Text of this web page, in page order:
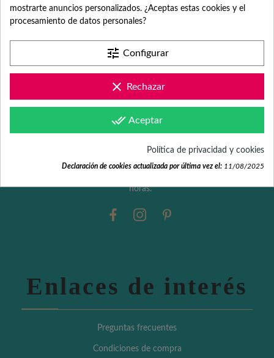
Desde hace más de 18 años, somos especialistas en detalles y
trabajo, bodas, aniversarios, empresas, comuniones o
cumpleaños.
Partida Benimarco 100 (nave)
03725 Teulada (Alicante)
Teléfono: +34 965 731 401
Email: hola@fabricadelasuerte.es
horas.
Enlaces de interés
Preguntas frecuentes
Condiciones de compra
mostrarte anuncios personalizados. ¿Aceptas estas cookies y el
procesamiento de datos personales?
tune Configurar
clear Rechazar
done_all Aceptar
Política de privacidad y cookies
Declaración de cookies actualizada por última vez el: 11/08/2025